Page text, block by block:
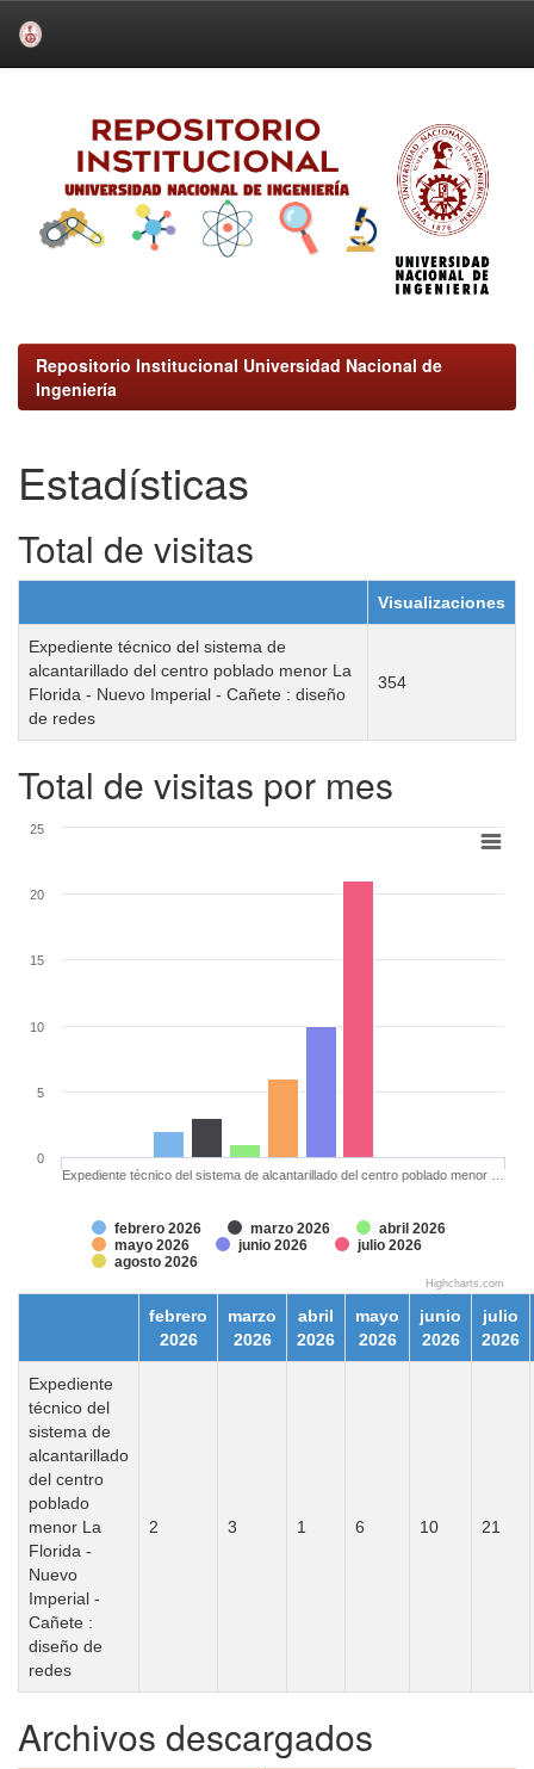
Repositorio Institucional Universidad Nacional de
Ingeniería
Estadísticas
Total de visitas
Visualizaciones
Expediente técnico del sistema de
alcantarillado del centro poblado menor La
Florida - Nuevo Imperial - Cañete : diseño
de redes
354
Total de visitas por mes
febrero 2026 marzo 2026
abril 2026
mayo 2026
junio 2026
julio 2026
agosto 2026
Expediente técnico del sistema de alcantarillado del centro poblado menor …
0
5
10
15
20
25
Highcharts.com
febrero
2026
marzo
2026
abril
2026
mayo
2026
junio
2026
julio
2026
Expediente
técnico del
sistema de
alcantarillado
del centro
poblado
menor La
Florida -
Nuevo
Imperial -
Cañete :
diseño de
redes
2 3 1 6 10 21
Archivos descargados